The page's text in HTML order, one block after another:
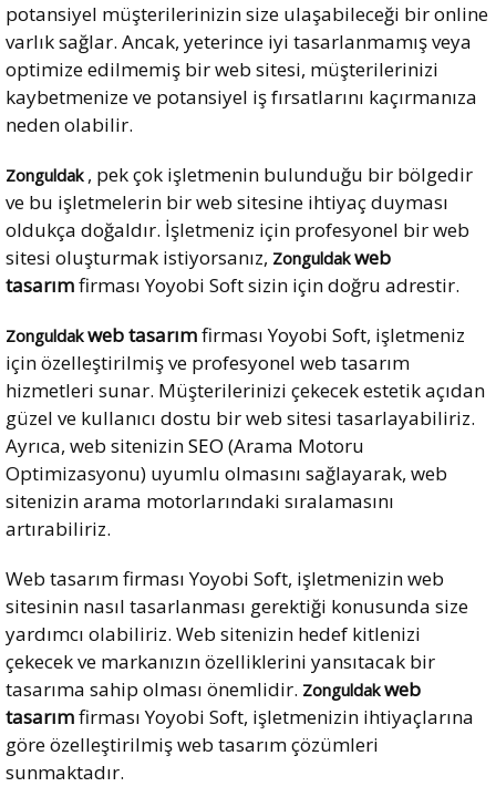
potansiyel müşterilerinizin size ulaşabileceği bir online
varlık sağlar. Ancak, yeterince iyi tasarlanmamış veya
optimize edilmemiş bir web sitesi, müşterilerinizi
kaybetmenize ve potansiyel iş fırsatlarını kaçırmanıza
neden olabilir.
Zonguldak , pek çok işletmenin bulunduğu bir bölgedir
ve bu işletmelerin bir web sitesine ihtiyaç duyması
oldukça doğaldır. İşletmeniz için profesyonel bir web
sitesi oluşturmak istiyorsanız, Zonguldakweb
tasarımfirması Yoyobi Soft sizin için doğru adrestir.
Zonguldakweb tasarımfirması Yoyobi Soft, işletmeniz
için özelleştirilmiş ve profesyonel web tasarım
hizmetleri sunar. Müşterilerinizi çekecek estetik açıdan
güzel ve kullanıcı dostu bir web sitesi tasarlayabiliriz.
Ayrıca, web sitenizinSEO (Arama Motoru
Optimizasyonu) uyumlu olmasını sağlayarak, web
sitenizin arama motorlarındaki sıralamasını
artırabiliriz.
Web tasarım firması Yoyobi Soft, işletmenizin web
sitesinin nasıl tasarlanması gerektiği konusunda size
yardımcı olabiliriz. Web sitenizin hedef kitlenizi
çekecek ve markanızın özelliklerini yansıtacak bir
tasarıma sahip olması önemlidir. Zonguldakweb
tasarımfirması Yoyobi Soft, işletmenizin ihtiyaçlarına
göre özelleştirilmiş web tasarım çözümleri
sunmaktadır.